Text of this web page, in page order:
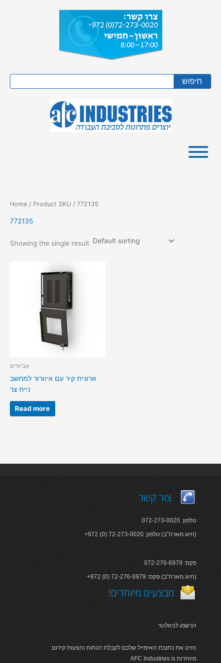
חיפוש
Home / Product SKU / 772135
772135
Showing the single result
אביזרים
ארונית קיר עם איוורור למחשב
נייח צר
Read more
צור קשר
טלפון: 072-273-0020
+972 (0) 72-273-0020 :חיוג מארה"ב) טלפון)
פקס: 072-276-6979
+972 (0) 72-276-6979 :חיוג מארה"ב) פקס)
!מבצעים מיוחדים
הרשמו לניוזלטר
הזינו את כתובת האימייל שלכם לקבלת הנחות והצעות קידום
AFC Industries מיוחדות מ